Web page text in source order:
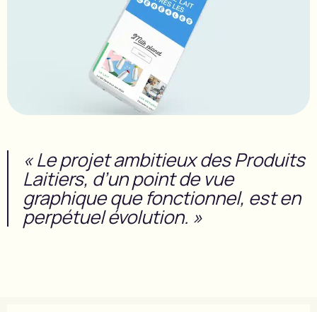
« Le projet ambitieux des Produits
Laitiers, d’un point de vue
graphique que fonctionnel, est en
perpétuel évolution. »